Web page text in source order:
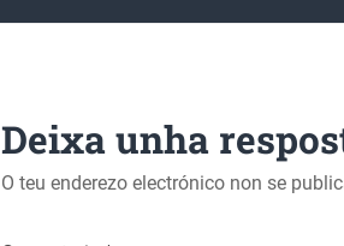
Deixa unha
O teu enderezo electrónico non se